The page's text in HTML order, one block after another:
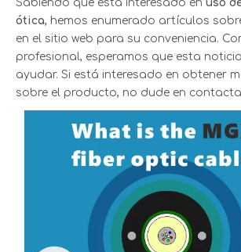
Sabiendo que está interesado enuso
ótica , hemos enumerado artículos
en el sitio web para su conveniencia.
profesional, esperamos que esta
ayudar. Si está interesado en obtener